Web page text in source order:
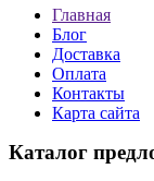
Главная
Блог
Доставка
Оплата
Контакты
Карта сайта
Каталог